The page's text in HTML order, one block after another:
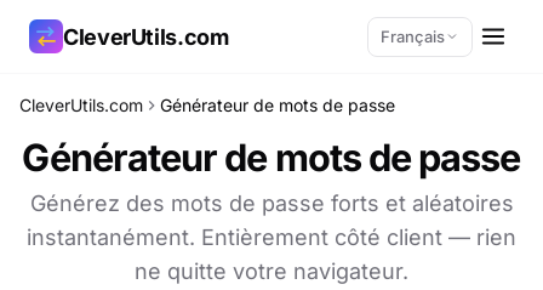
CleverUtils.com Français
CleverUtils.com Générateur de mots de passe
Générateur de mots de passe
Générez des mots de passe forts et aléatoires
instantanément. Entièrement côté client — rien
ne quitte votre navigateur.
Copier le lien